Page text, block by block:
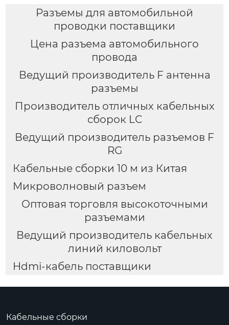
Разъемы для автомобильной
проводки поставщики
Цена разъема автомобильного
провода
Ведущий производитель F антенна
разъемы
Производитель отличных кабельных
сборок LC
Ведущий производитель разъемов F
RG
Кабельные сборки 10 м из Китая
Микроволновый разъем
Оптовая торговля высокоточными
разъемами
Ведущий производитель кабельных
линий киловольт
Hdmi-кабель поставщики
Кабельные сборки